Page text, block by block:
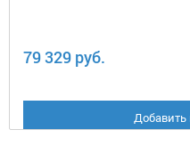
79 329 руб.
Добавить